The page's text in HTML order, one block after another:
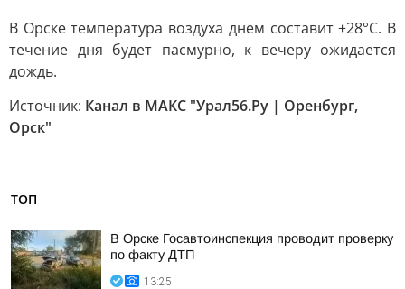
В Орске температура воздуха днем составит +28°С. В
течение дня будет пасмурно, к вечеру ожидается
дождь.
Источник: Канал в МАКС "Урал56.Ру | Оренбург,
Орск"
ТОП
В Орске Госавтоинспекция проводит проверку
по факту ДТП
13:25